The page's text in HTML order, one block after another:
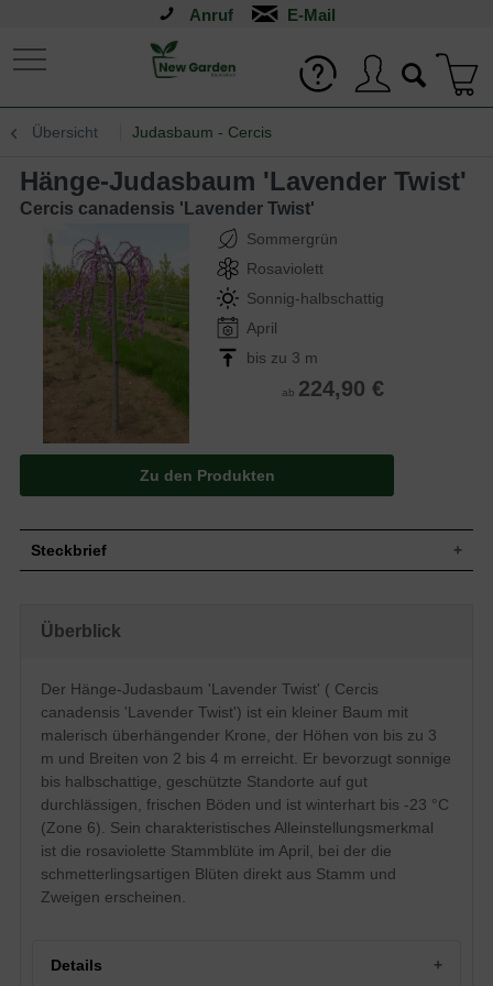
Anruf
Übersicht Judasbaum - Cercis
Hänge-Judasbaum 'Lavender Twist'
Cercis canadensis 'Lavender Twist'
Sommergrün
Rosaviolett
Sonnig-halbschattig
April
bis zu 3 m
ab 224,90 €
Zu den Produkten
Steckbrief
Blatt
Sommergrün, herzförmig bis breit-
rundlich, am Ende leicht zugespitzt,
glattrandig, glänzend, grün, im Herbst
gelb, 7 bis 12 cm lang und bis zu 15 cm
breit
Hülsenfrucht, länglich, im unreifen
Zustand grün, dann braun bis rotbraun,
mit vielen Samen, bis zu 7 cm lang
Blüte
Rosaviolett, schmetterlingsartig, in
Büscheln, bis zu 1 cm groß
Blütezeit
April
Rinde
Braungrau bis grau, glatt
Boden
Überblick
Der Hänge-Judasbaum 'Lavender Twist' ( Cercis
canadensis 'Lavender Twist') ist ein kleiner Baum mit
malerisch überhängender Krone, der Höhen von bis zu 3
m und Breiten von 2 bis 4 m erreicht. Er bevorzugt sonnige
bis halbschattige, geschützte Standorte auf gut
durchlässigen, frischen Böden und ist winterhart bis -23 °C
(Zone 6). Sein charakteristisches Alleinstellungsmerkmal
ist die rosaviolette Stammblüte im April, bei der die
schmetterlingsartigen Blüten direkt aus Stamm und
Zweigen erscheinen.
Details